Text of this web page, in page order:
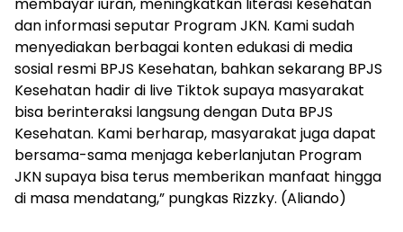
membayar iuran, meningkatkan literasi kesehatan
dan informasi seputar Program JKN. Kami sudah
menyediakan berbagai konten edukasi di media
sosial resmi BPJS Kesehatan, bahkan sekarang BPJS
Kesehatan hadir di live Tiktok supaya masyarakat
bisa berinteraksi langsung dengan Duta BPJS
Kesehatan. Kami berharap, masyarakat juga dapat
bersama-sama menjaga keberlanjutan Program
JKN supaya bisa terus memberikan manfaat hingga
di masa mendatang,” pungkas Rizzky. (Aliando)